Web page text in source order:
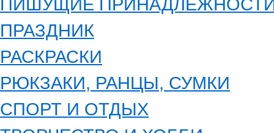
ПРАЗДНИК
РАСКРАСКИ
РЮКЗАКИ, РАНЦЫ, СУМКИ
СПОРТ И ОТДЫХ